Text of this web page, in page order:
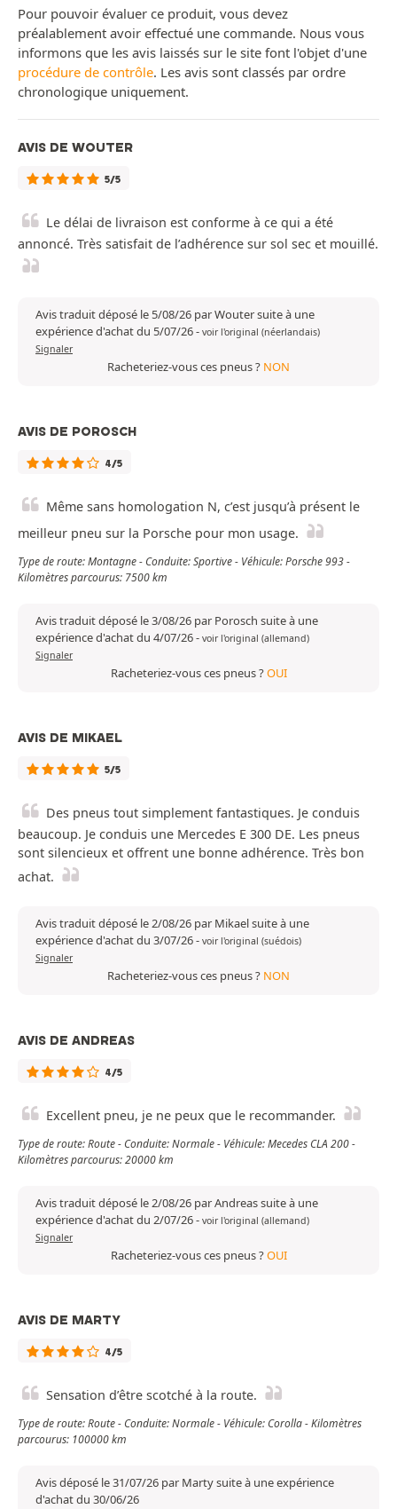
Pour pouvoir évaluer ce produit, vous devez
préalablement avoir effectué une commande. Nous vous
informons que les avis laissés sur le site font l'objet d'une
procédure de contrôle. Les avis sont classés par ordre
chronologique uniquement.
AVIS DE WOUTER
5/5
Le délai de livraison est conforme à ce qui a été
annoncé. Très satisfait de l’adhérence sur sol sec et mouillé.
Avis traduit déposé le 5/08/26 par Wouter suite à une
expérience d'achat du 5/07/26- voir l'original (néerlandais)
Signaler
Racheteriez-vous ces pneus ? NON
AVIS DE POROSCH
4/5
Même sans homologation N, c’est jusqu’à présent le
meilleur pneu sur la Porsche pour mon usage.
Type de route: Montagne - Conduite: Sportive - Véhicule: Porsche 993 -
Kilomètres parcourus: 7500 km
Avis traduit déposé le 3/08/26 par Porosch suite à une
expérience d'achat du 4/07/26- voir l'original (allemand)
Signaler
Racheteriez-vous ces pneus ?OUI
AVIS DE MIKAEL
5/5
Des pneus tout simplement fantastiques. Je conduis
beaucoup. Je conduis une Mercedes E 300 DE. Les pneus
sont silencieux et offrent une bonne adhérence. Très bon
achat.
Avis traduit déposé le 2/08/26 par Mikael suite à une
expérience d'achat du 3/07/26- voir l'original (suédois)
Signaler
Racheteriez-vous ces pneus ? NON
AVIS DE ANDREAS
4/5
Excellent pneu, je ne peux que le recommander.
Type de route: Route - Conduite: Normale - Véhicule: Mecedes CLA 200 -
Kilomètres parcourus: 20000 km
Avis traduit déposé le 2/08/26 par Andreas suite à une
expérience d'achat du 2/07/26- voir l'original (allemand)
Signaler
Racheteriez-vous ces pneus ?OUI
AVIS DE MARTY
4/5
Sensation d’être scotché à la route.
Type de route: Route - Conduite: Normale - Véhicule: Corolla - Kilomètres
parcourus: 100000 km
Avis déposé le 31/07/26 par Marty suite à une expérience
d'achat du 30/06/26